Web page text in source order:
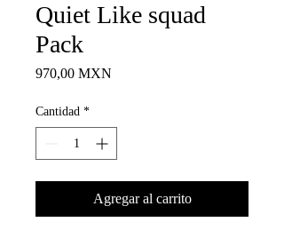
Quiet Like squad
Pack
970,00 MXN
Cantidad *
Agregar al carrito